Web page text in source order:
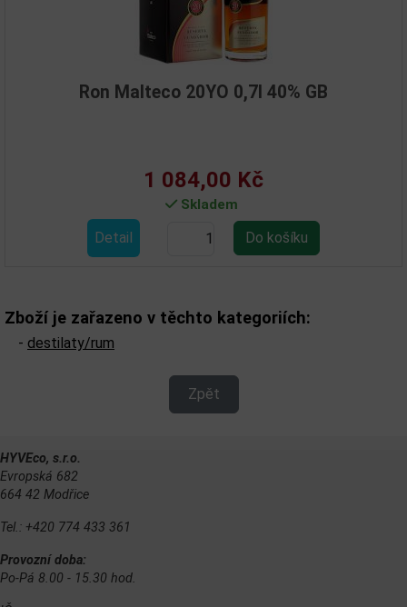
Ron Malteco 20YO 0,7l 40% GB
1 084,00 Kč
Skladem
Detail
Zboží je zařazeno v těchto kategoriích:
- destilaty/rum
Zpět
HYVEco, s.r.o.
Evropská 682
664 42 Modřice
Tel.: +420 774 433 361
Provozní doba:
Po-Pá 8.00 - 15.30 hod.